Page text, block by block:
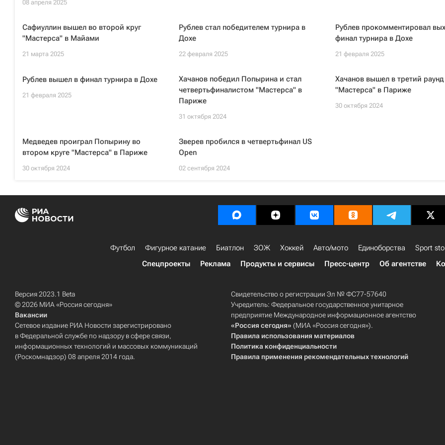
08 апреля 2025
Сафиуллин вышел во второй круг
"Мастерса" в Майами
21 марта 2025
Рублев стал победителем турнира в
Дохе
22 февраля 2025
Рублев прокомментировал
финал турнира в Дохе
21 февраля 2025
Рублев вышел в финал турнира в Дохе
21 февраля 2025
Хачанов победил Попырина и стал
четвертьфиналистом "Мастерса" в
Париже
31 октября 2024
Хачанов вышел в третий раунд
"Мастерса" в Париже
30 октября 2024
Медведев проиграл Попырину во
втором круге "Мастерса" в Париже
30 октября 2024
Зверев пробился в четвертьфинал US
Open
02 сентября 2024
Футбол Фигурное катание Биатлон ЗОЖ Хоккей Авто/мото Единоборства
Sport
Спецпроекты
Реклама Продукты и сервисы Пресс-центр Об агентстве
Версия 2023.1 Beta
© 2026 МИА «Россия сегодня»
Вакансии
Сетевое издание РИА Новости зарегистрировано
в Федеральной службе по надзору в сфере связи,
информационных технологий и массовых коммуникаций
(Роскомнадзор) 08 апреля 2014 года.
Свидетельство о регистрации Эл № ФС77-57640
Учредитель: Федеральное государственное унитарное
предприятие Международное информационное агентство
«Россия сегодня» (МИА «Россия сегодня»).
Правила использования материалов
Политика конфиденциальности
Правила применения рекомендательных технологий